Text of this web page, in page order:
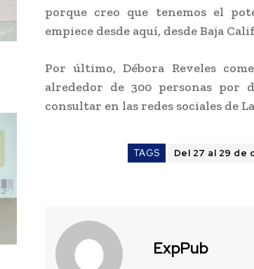
porque creo que tenemos el
empiece desde aquí, desde Baja
Por último, Débora Reveles
alrededor de 300 personas por
consultar en las redes sociales de
TAGS Del 27 al 29 de
ExpPub